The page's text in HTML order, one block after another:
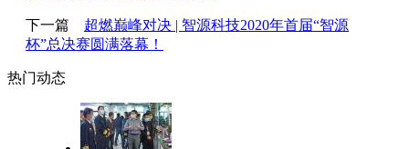
下一篇 超燃巅峰对决 | 智源科技2020年首届“智源
杯”总决赛圆满落幕！
热门动态